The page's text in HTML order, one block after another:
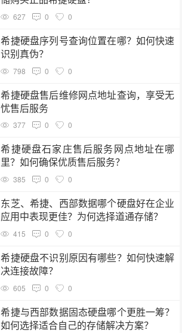
627 0 0
希捷硬盘序列号查询位置在哪？如何快速
识别真伪？
798 0 0
希捷硬盘售后维修网点地址查询，享受无
忧售后服务
377 0 0
希捷硬盘石家庄售后服务网点地址在哪
里？如何确保优质售后服务？
385 0 0
东芝、希捷、西部数据哪个硬盘好在企业
应用中表现更佳？为何选择道通存储？
415 0 0
希捷硬盘不识别原因有哪些？如何快速解
决连接故障？
605 0 0
希捷与西部数据固态硬盘哪个更胜一筹？
如何选择适合自己的存储解决方案？